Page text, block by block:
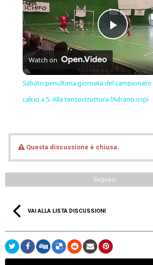
Play
Video
Watch on
Sabato penultima giornata del campionato
calcio a 5. Alla tensostruttura l’Adrano ospi
Questa discussione è chiusa.
Seguaci
VAI ALLA LISTA DISCUSSIONI